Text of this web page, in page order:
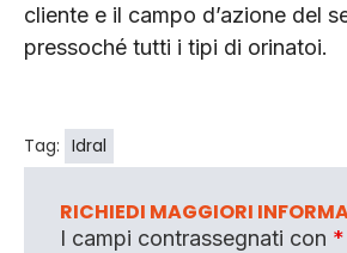
cliente e il campo d’azione del
pressoché tutti i tipi di orinatoi.
Tag: Idral
RICHIEDI MAGGIORI
I campi contrassegnati con *